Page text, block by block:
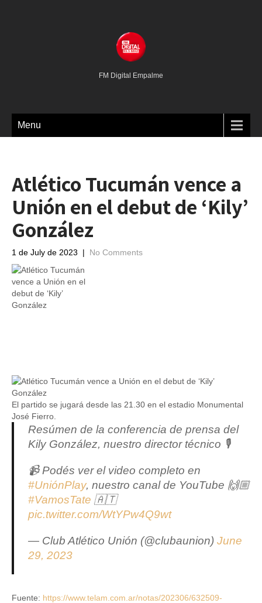
FM Digital Empalme
Menu
Atlético Tucumán vence a
Unión en el debut de ‘Kily’
González
1 de July de 2023 | No Comments
El partido se jugará desde las 21.30 en el estadio Monumental
José Fierro.
Resúmen de la conferencia de prensa del
Kily González, nuestro director técnico 🎙️
📹 Podés ver el video completo en
#UniónPlay, nuestro canal de YouTube 🙌🏼
#VamosTate 🇦🇹
pic.twitter.com/WtYPw4Q9wt
— Club Atlético Unión (@clubaunion) June
29, 2023
Fuente: https://www.telam.com.ar/notas/202306/632509-